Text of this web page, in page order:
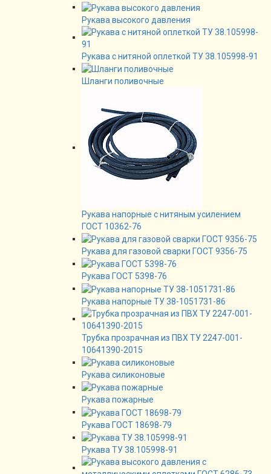
Рукава высокого давления
Рукава с нитяной оплеткой ТУ 38.105998-91
Шланги поливочные
Рукава напорные с нитяным усилением
ГОСТ 10362-76
Рукава для газовой сварки ГОСТ 9356-75
Рукава ГОСТ 5398-76
Рукава напорные ТУ 38-1051731-86
Трубка прозрачная из ПВХ ТУ 2247-001-
10641390-2015
Рукава силиконовые
Рукава пожарные
Рукава ГОСТ 18698-79
Рукава ТУ 38.105998-91